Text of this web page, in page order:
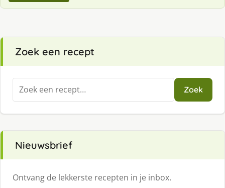
Zoek een recept
Zoeken
naar:
Zoek
Nieuwsbrief
Ontvang de lekkerste recepten in je inbox.